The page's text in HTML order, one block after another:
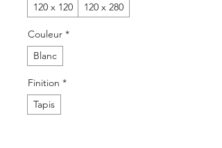
120 x 120
120 x 280
Couleur *
Blanc
Finition *
Tapis